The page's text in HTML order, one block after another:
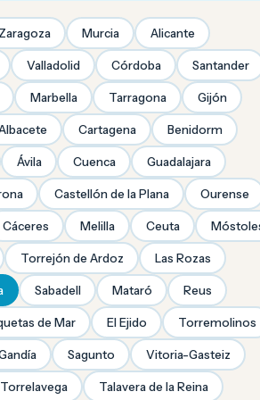
Zaragoza Murcia Alicante
Valladolid Córdoba Santander
Marbella Tarragona Gijón
Cartagena Benidorm
Ávila Cuenca Guadalajara
Castellón de la Plana Ourense
Cáceres Melilla Ceuta
Torrejón de Ardoz Las Rozas
Sabadell Mataró Reus
de Mar El Ejido Torremolinos
Sagunto Vitoria-Gasteiz
Torrelavega Talavera de la Reina